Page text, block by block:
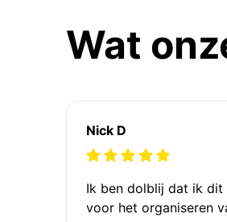
Wat
Nick D
Ik ben dolblij dat ik
voor het organiseren